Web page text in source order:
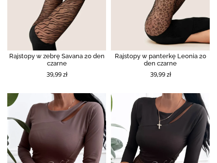
Rajstopy w zebrę Savana 20 den
czarne
39,99 zł
Rajstopy w panterkę Leonia 20
den czarne
39,99 zł